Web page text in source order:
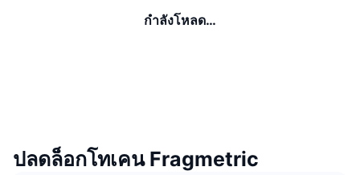
กำลังโหลด…
ปลดล็อกโทเคน Fragmetric